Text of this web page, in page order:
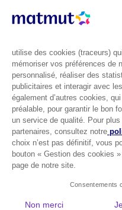
utilise des cookies (traceurs)
mémoriser vos préférences de
personnalisé, réaliser des
publicitaires et interagir avec
également d’autres cookies,
préalable, pour garantir le bon
un service de qualité. Pour
partenaires, consultez notre
choix n’est pas définitif, vous
bouton « Gestion des cookies
page de notre site.
Consentements
Non merci